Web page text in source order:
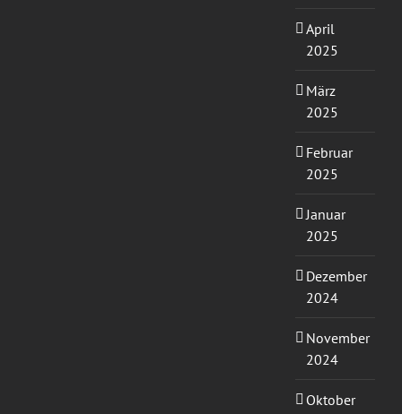
April
2025
März
2025
Februar
2025
Januar
2025
Dezember
2024
November
2024
Oktober